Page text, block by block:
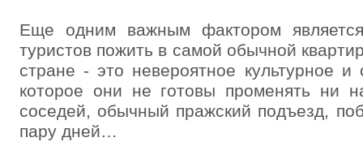
Еще одним важным фактором
туристов пожить в самой обычной
стране - это невероятное культурное и
которое они не готовы променять ни
соседей, обычный пражский подъезд,
пару дней…